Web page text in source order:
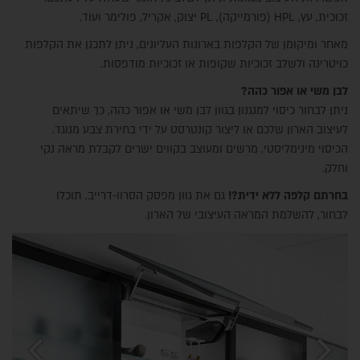
זכוכית, עץ, HPL (פורמייקה), PL יצוק, אקריל, פולימר ועוד.
מאחר ומיקומן של הקלפות בארונות העליונים, ניתן לתכנן את הקלפות
כויטרינה ולשלב זכוכיות שקופות או זכוכיות מודפסות.
לבן משי או אפור כהה?
ניתן לבחור כיסוי למנגנון בגוון לבן משי או אפור כהה, כך שיתאים
לעיצוב הארון שלכם או ליצור קונטרסט על ידי בחירת צבע מנוגד.
הכיסוי מינימליסטי, מרשים ומעוצב בקווים ישרים לקבלת מראה נקי
וחלק.
בחרתם קלפה ללא ידית?! גם את גוון מפסק הסרוו-דרייב, תוכלו
לבחור, להשלמת המראה העיצובי של הארון.
chevron_left chevron_right